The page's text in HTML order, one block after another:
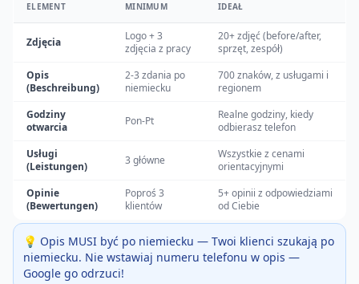
ELEMENT MINIMUM IDEAŁ
Zdjęcia
Logo + 3
zdjęcia z pracy
20+ zdjęć (before/after,
sprzęt, zespół)
Opis
(Beschreibung)
2-3 zdania po
niemiecku
700 znaków, z usługami i
regionem
Godziny
otwarcia
Pon-Pt
Realne godziny, kiedy
odbierasz telefon
Usługi
(Leistungen)
3 główne
Wszystkie z cenami
orientacyjnymi
Opinie
(Bewertungen)
Poproś 3
klientów
5+ opinii z odpowiedziami
od Ciebie
💡 Opis MUSI być po niemiecku — Twoi klienci szukają po
niemiecku. Nie wstawiaj numeru telefonu w opis —
Google go odrzuci!